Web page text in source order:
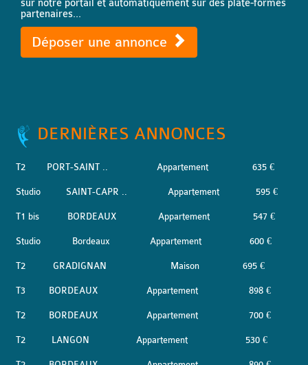
sur notre portail et automatiquement sur des plate-formes
partenaires...
Déposer une annonce
DERNIÈRES ANNONCES
T2 PORT-SAINT .. Appartement 635 €
Studio SAINT-CAPR .. Appartement 595 €
T1 bis BORDEAUX Appartement 547 €
Studio Bordeaux Appartement 600 €
T2 GRADIGNAN Maison 695 €
T3 BORDEAUX Appartement 898 €
T2 BORDEAUX Appartement 700 €
T2 LANGON Appartement 530 €